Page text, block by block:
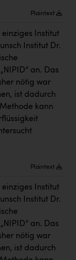
Plaintext
einziges Institut
Institut Dr.
an. Das
nötig war
ist dadurch
kann
Plaintext
einziges Institut
Institut Dr.
an. Das
nötig war
ist dadurch